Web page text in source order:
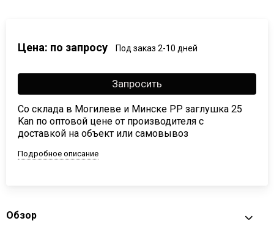
Цена: по запросу Под заказ 2-10 дней
Запросить
Со склада в Могилеве и Минске PP заглушка 25
Kan по оптовой цене от производителя с
доставкой на объект или самовывоз
Подробное описание
Обзор